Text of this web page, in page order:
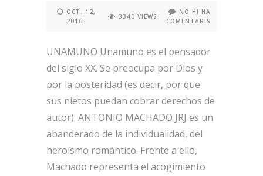
OCT. 12,
2016
3340 VIEWS
NO HI HA
COMENTARIS
UNAMUNO Unamuno es el pensador
del siglo XX. Se preocupa por Dios y
por la posteridad (es decir, por que
sus nietos puedan cobrar derechos de
autor). ANTONIO MACHADO JRJ es un
abanderado de la individualidad, del
heroísmo romántico. Frente a ello,
Machado representa el acogimiento